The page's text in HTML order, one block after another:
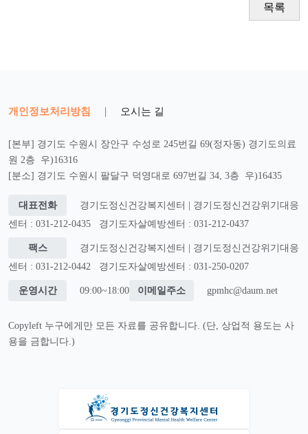
목록
개인정보처리방침 | 오시는 길
[본부] 경기도 수원시 장안구 수성로 245번길 69(정자동) 경기도의료
원 2층 우)16316
[분소] 경기도 수원시 팔달구 덕영대로 697번길 34, 3층 우)16435
대표전화
경기도정신건강복지센터 | 경기도정신건강위기대응
센터 : 031-212-0435
경기도자살예방센터 : 031-212-0437
팩스
경기도정신건강복지센터 | 경기도정신건강위기대응
센터 : 031-212-0442
경기도자살예방센터 : 031-250-0207
운영시간 09:00~18:00 이메일주소 gpmhc@daum.net
Copyleft 누구에게만 모든 자료를 공유합니다. (단, 상업적 용도는 사
용을 금합니다.)